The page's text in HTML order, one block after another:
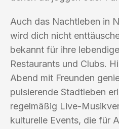
Auch das Nachtleben in
wird dich nicht
bekannt für ihre
Restaurants und Clubs.
Abend mit Freunden
pulsierende Stadtleben
regelmäßig Live-
kulturelle Events, die für